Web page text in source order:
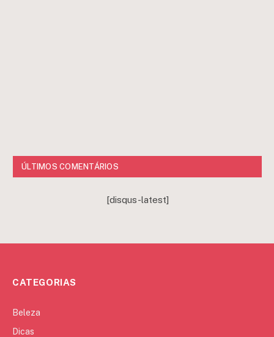
ÚLTIMOS COMENTÁRIOS
[disqus-latest]
CATEGORIAS
Beleza
Dicas